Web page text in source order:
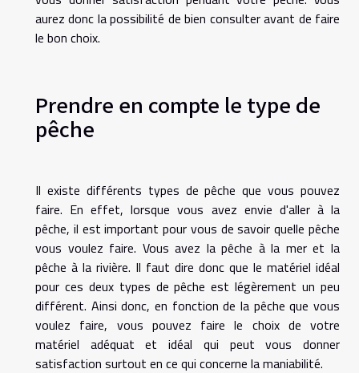
aurez donc la possibilité de bien consulter avant de faire
le bon choix.
Prendre en compte le type de
pêche
Il existe différents types de pêche que vous pouvez
faire. En effet, lorsque vous avez envie d'aller à la
pêche, il est important pour vous de savoir quelle pêche
vous voulez faire. Vous avez la pêche à la mer et la
pêche à la rivière. Il faut dire donc que le matériel idéal
pour ces deux types de pêche est légèrement un peu
différent. Ainsi donc, en fonction de la pêche que vous
voulez faire, vous pouvez faire le choix de votre
matériel adéquat et idéal qui peut vous donner
satisfaction surtout en ce qui concerne la maniabilité.